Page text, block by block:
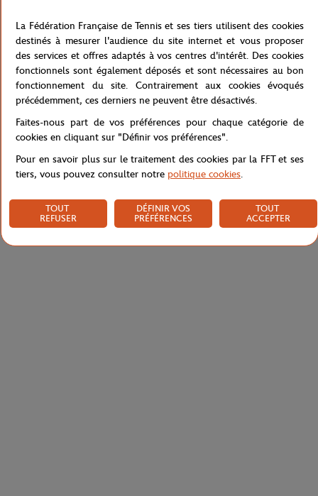
Livraison et retours
La Fédération Française de Tennis et ses tiers utilisent des cookies
destinés à mesurer l'audience du site internet et vous proposer
des services et offres adaptés à vos centres d'intérêt. Des cookies
fonctionnels sont également déposés et sont nécessaires au bon
fonctionnement du site. Contrairement aux cookies évoqués
précédemment, ces derniers ne peuvent être désactivés.
Faites-nous part de vos préférences pour chaque catégorie de
cookies en cliquant sur "Définir vos préférences".
Pour en savoir plus sur le traitement des cookies par la FFT et ses
tiers, vous pouvez consulter notre politique cookies.
TOUT
REFUSER
DÉFINIR VOS
PRÉFÉRENCES
TOUT
ACCEPTER